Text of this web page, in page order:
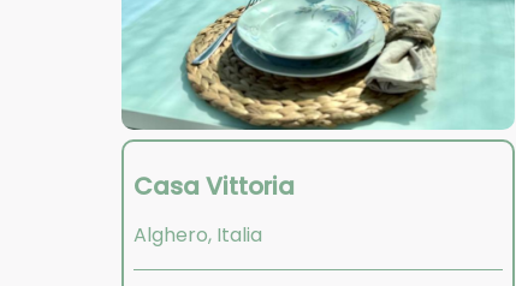
Casa Vittoria
Alghero, Italia